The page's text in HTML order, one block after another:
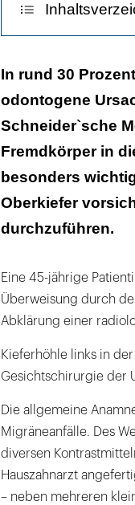
Diskussion
Fazit für die
In rund 30
odontogene
Schneider`sche
Fremdkörper in
besonders
Oberkiefer
durchzuführen.
Eine 45-jährige
Überweisung durch
Abklärung einer
Kieferhöhle links in
Gesichtschirurgie der
Die allgemeine
Migräneanfälle. Des
diversen
Hauszahnarzt
– neben mehreren